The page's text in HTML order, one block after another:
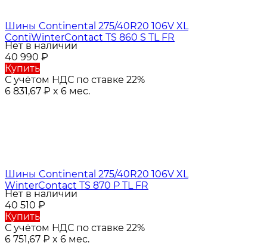
Шины Continental 275/40R20 106V XL
ContiWinterContact TS 860 S TL FR
Нет в наличии
40 990 ₽
Купить
С учётом НДС по ставке 22%
6 831,67 ₽ x 6 мес.
Шины Continental 275/40R20 106V XL
WinterContact TS 870 P TL FR
Нет в наличии
40 510 ₽
Купить
С учётом НДС по ставке 22%
6 751,67 ₽ x 6 мес.